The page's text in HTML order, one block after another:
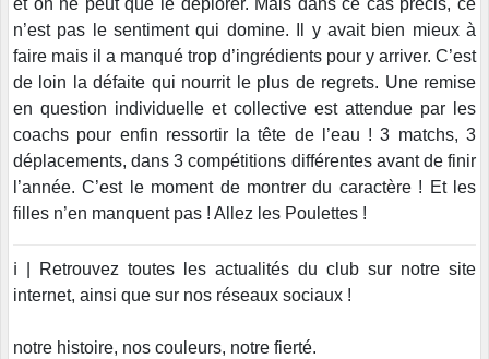
et on ne peut que le déplorer. Mais dans ce cas précis, ce
n’est pas le sentiment qui domine. Il y avait bien mieux à
faire mais il a manqué trop d’ingrédients pour y arriver. C’est
de loin la défaite qui nourrit le plus de regrets. Une remise
en question individuelle et collective est attendue par les
coachs pour enfin ressortir la tête de l’eau ! 3 matchs, 3
déplacements, dans 3 compétitions différentes avant de finir
l’année. C’est le moment de montrer du caractère ! Et les
filles n’en manquent pas ! Allez les Poulettes !
ℹ️ | Retrouvez toutes les actualités du club sur notre site
internet, ainsi que sur nos réseaux sociaux !
notre histoire, nos couleurs, notre fierté.